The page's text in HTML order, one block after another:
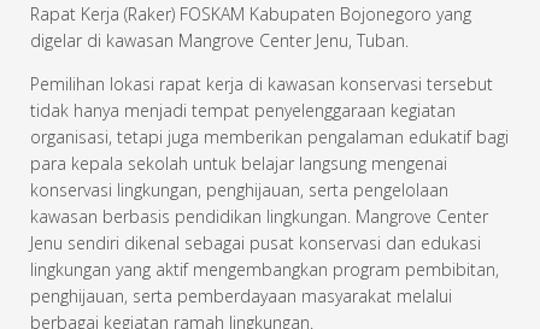
Rapat Kerja (Raker) FOSKAM Kabupaten Bojonegoro yang
digelar di kawasan Mangrove Center Jenu, Tuban.
Pemilihan lokasi rapat kerja di kawasan konservasi tersebut
tidak hanya menjadi tempat penyelenggaraan kegiatan
organisasi, tetapi juga memberikan pengalaman edukatif bagi
para kepala sekolah untuk belajar langsung mengenai
konservasi lingkungan, penghijauan, serta pengelolaan
kawasan berbasis pendidikan lingkungan. Mangrove Center
Jenu sendiri dikenal sebagai pusat konservasi dan edukasi
lingkungan yang aktif mengembangkan program pembibitan,
penghijauan, serta pemberdayaan masyarakat melalui
berbagai kegiatan ramah lingkungan.